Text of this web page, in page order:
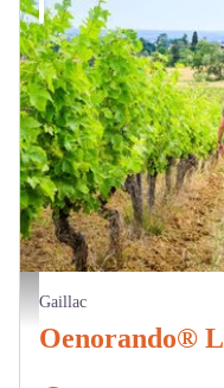
Marcheurs dans les vignes - Duffau
Gaillac